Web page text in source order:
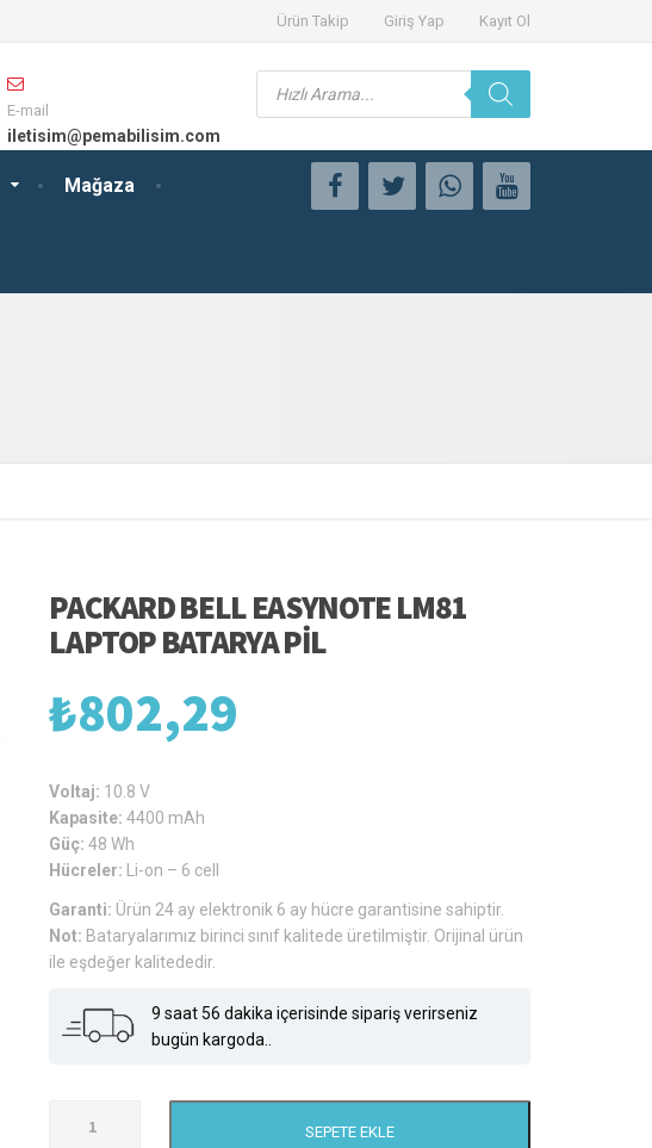
Ürün Takip Giriş Yap Kayıt Ol
Mağaza
E-mail
iletisim@pemabilisim.com
Products
search
PACKARD BELL EASYNOTE LM81
LAPTOP BATARYA PIL
₺802,29
Voltaj: 10.8 V
Kapasite:4400 mAh
Güç:48 Wh
Hücreler:
Li-on – 6 cell
Garanti: Ürün 24 ay elektronik 6 ay hücre garantisine sahiptir.
Not: Bataryalarımız birinci sınıf kalitede üretilmiştir. Orijinal ürün
ile eşdeğer kalitededir.
9 saat 56 dakika içerisinde sipariş verirseniz
bugün kargoda..
SEPETE EKLE